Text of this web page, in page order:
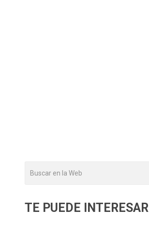
TE PUEDE INTERESAR